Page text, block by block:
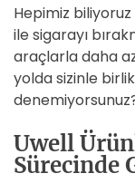
Hepimiz
ile sigarayı
araçlarla daha
yolda sizinle
Uwell
Sürecinde